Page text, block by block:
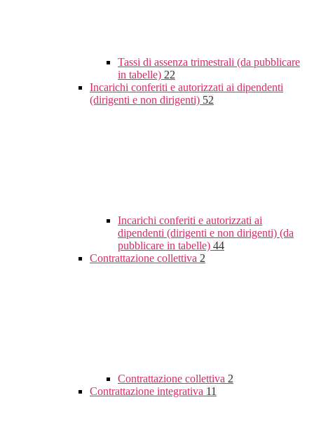
Tassi di assenza trimestrali (da pubblicare
in tabelle) 22
Incarichi conferiti e autorizzati ai dipendenti
(dirigenti e non dirigenti) 52
Incarichi conferiti e autorizzati ai
dipendenti (dirigenti e non dirigenti) (da
pubblicare in tabelle) 44
Contrattazione collettiva 2
Contrattazione collettiva 2
Contrattazione integrativa 11